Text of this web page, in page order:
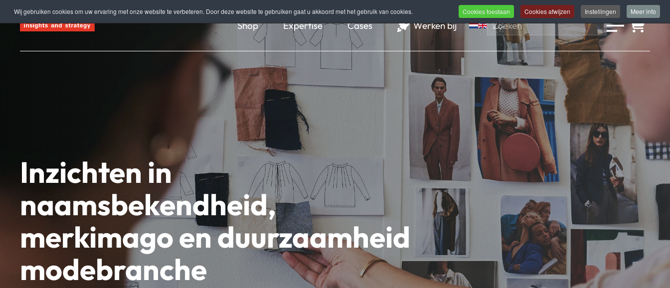
Wij gebruiken cookies om uw ervaring met onze website te verbeteren. Door deze website te gebruiken gaat u akkoord met het gebruik van cookies. Cookies toestaan Cookies afwijzen Instellingen Meer info
Terug naar hoofdinhoud Shop Expertise Cases Werken bij
Inzichten in
naamsbekendheid,
merkimago en duurzaamheid
modebranche